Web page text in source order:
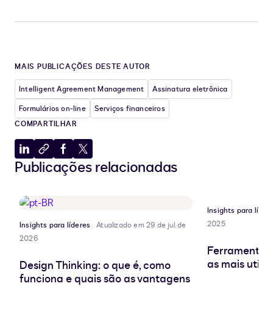
MAIS PUBLICAÇÕES DESTE AUTOR
Intelligent Agreement Management
Assinatura eletrônica
Formulários on-line
Serviços financeiros
COMPARTILHAR
Compartilhar
no
Copiar
para
de
transferência
Compartilhar
no
Compartilhar
no
Publicações relacionadas
Insights para líderes
Atualizado em 29 de jul. de
2026
Design Thinking: o que é, como
funciona e quais são as vantagens
Insights para
2025
as mais